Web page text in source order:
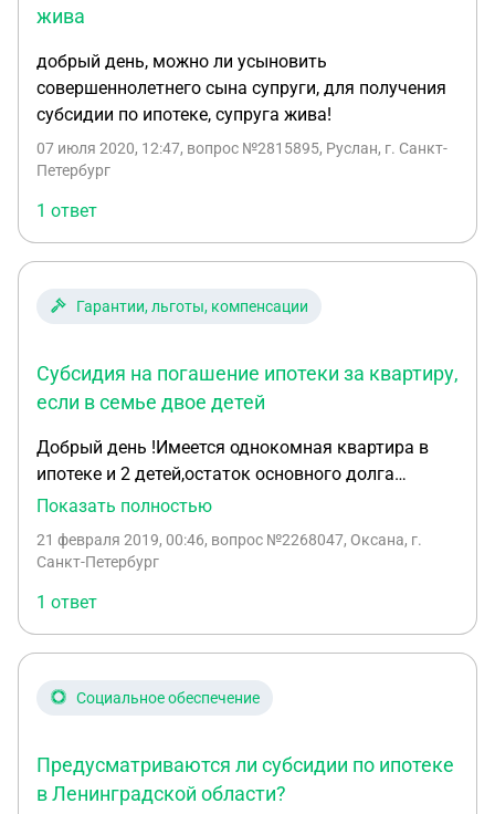
жива
добрый день, можно ли усыновить
совершеннолетнего сына супруги, для получения
субсидии по ипотеке, супруга жива!
07 июля 2020, 12:47, вопрос №2815895, Руслан, г. Санкт-
Петербург
1 ответ
Гарантии, льготы, компенсации
Субсидия на погашение ипотеки за квартиру,
если в семье двое детей
Добрый день !Имеется однокомная квартира в
ипотеке и 2 детей,остаток основного долга
составляет 1 200 000 , можно ли воспользоваться
расширение жилищных условий,проживаем в Лен
Показать полностью
21 февраля 2019, 00:46, вопрос №2268047, Оксана, г.
Санкт-Петербург
1 ответ
Социальное обеспечение
Предусматриваются ли субсидии по ипотеке
в Ленинградской области?